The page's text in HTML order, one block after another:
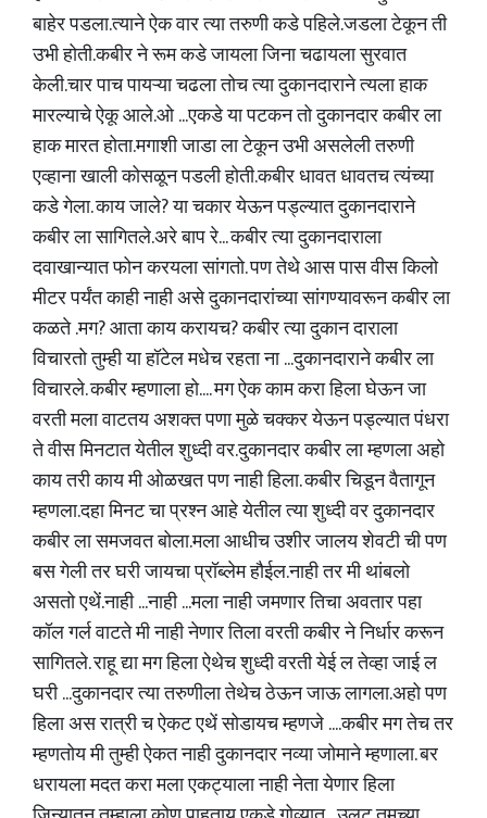
बाहेर पडला.त्याने ऐक वार त्या तरुणी कडे पहिले.जडला टेकून ती
उभी होती.कबीर ने रूम कडे जायला जिना चढायला सुरवात
केली.चार पाच पायऱ्या चढला तोच त्या दुकानदाराने त्यला हाक
मारल्याचे ऐकू आले.ओ ...एकडे या पटकन तो दुकानदार कबीर ला
हाक मारत होता.मगाशी जाडा ला टेकून उभी असलेली तरुणी
एव्हाना खाली कोसळून पडली होती.कबीर धावत धावतच त्यंच्या
कडे गेला. काय जाले? या चकार येऊन पड्ल्यात दुकानदाराने
कबीर ला सागितले.अरे बाप रे... कबीर त्या दुकानदाराला
दवाखान्यात फोन करयला सांगतो. पण तेथे आस पास वीस किलो
मीटर पर्यंत काही नाही असे दुकानदारांच्या सांगण्यावरून कबीर ला
कळते .मग? आता काय करायच? कबीर त्या दुकान दाराला
विचारतो तुम्ही या हॉटेल मधेच रहता ना ...दुकानदाराने कबीर ला
विचारले. कबीर म्हणाला हो.... मग ऐक काम करा हिला घेऊन जा
वरती मला वाटतय अशक्त पणा मुळे चक्कर येऊन पड्ल्यात पंधरा
ते वीस मिनटात येतील शुध्दी वर.दुकानदार कबीर ला म्हणला अहो
काय तरी काय मी ओळखत पण नाही हिला. कबीर चिडून वैतागून
म्हणला.दहा मिनट चा प्रश्न आहे येतील त्या शुध्दी वर दुकानदार
कबीर ला समजवत बोला.मला आधीच उशीर जालय शेवटी ची पण
बस गेली तर घरी जायचा प्रॉब्लेम हौईल.नाही तर मी थांबलो
असतो एथें.नाही ...नाही ...मला नाही जमणार तिचा अवतार पहा
कॉल गर्ल वाटते मी नाही नेणार तिला वरती कबीर ने निर्धार करून
सागितले. राहू द्या मग हिला ऐथेच शुध्दी वरती येई ल तेव्हा जाई ल
घरी ...दुकानदार त्या तरुणीला तेथेच ठेऊन जाऊ लागला.अहो पण
हिला अस रात्री च ऐकट एथें सोडायच म्हणजे ....कबीर मग तेच तर
म्हणतोय मी तुम्ही ऐकत नाही दुकानदार नव्या जोमाने म्हणाला. बर
धरायला मदत करा मला एकट्याला नाही नेता येणार हिला